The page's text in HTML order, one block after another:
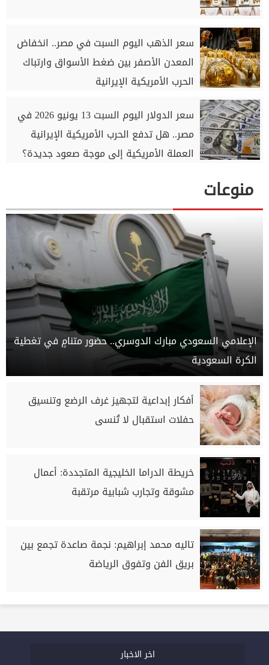
سعر الذهب اليوم السبت في مصر.. انخفاض
المعدن الأصفر بين ضغط الأسواق وارتباك
الحرب الأمريكية الإيرانية
سعر الدولار اليوم السبت 13 يونيو 2026 في
مصر.. هل تدفع الحرب الأمريكية الإيرانية
العملة الأمريكية إلى موجة صعود جديدة؟
منوعات
الإعلامي السعودي مبارك الدوسري.. حضور متنامٍ في تغطية
الكرة السعودية
أفكار إبداعية لتجهيز غرف الرضع وتنسيق
حفلات استقبال لا تُنسى
خريطة الدراما الخليجية المتجددة: أعمال
مشوقة وتجارب شبابية مرتقبة
تاليه محمد إبراهيم: نجمة صاعدة تجمع بين
بريق الفن وتفوق الرياضة
اخر الاخبار